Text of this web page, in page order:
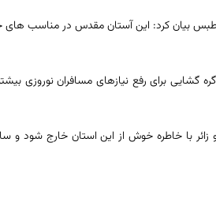
طبس بیان کرد: این آستان مقدس در مناسب
برای رفع نیازهای مسافران نوروزی
زائر با خاطره خوش از این استان خارج شود